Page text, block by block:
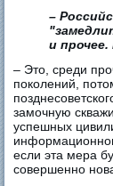
–
и
– Это, среди
поколений,
замочную
успешных
если эта мера
совершенно